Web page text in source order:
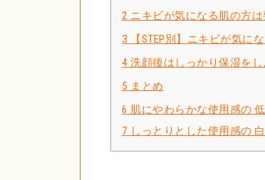
2 ニキビが気になる肌の方
3 【STEP別】ニキビが気に
4 洗顔後はしっかり保湿をし
5 まとめ
6 肌にやわらかな使用感の
7 しっとりとした使用感の